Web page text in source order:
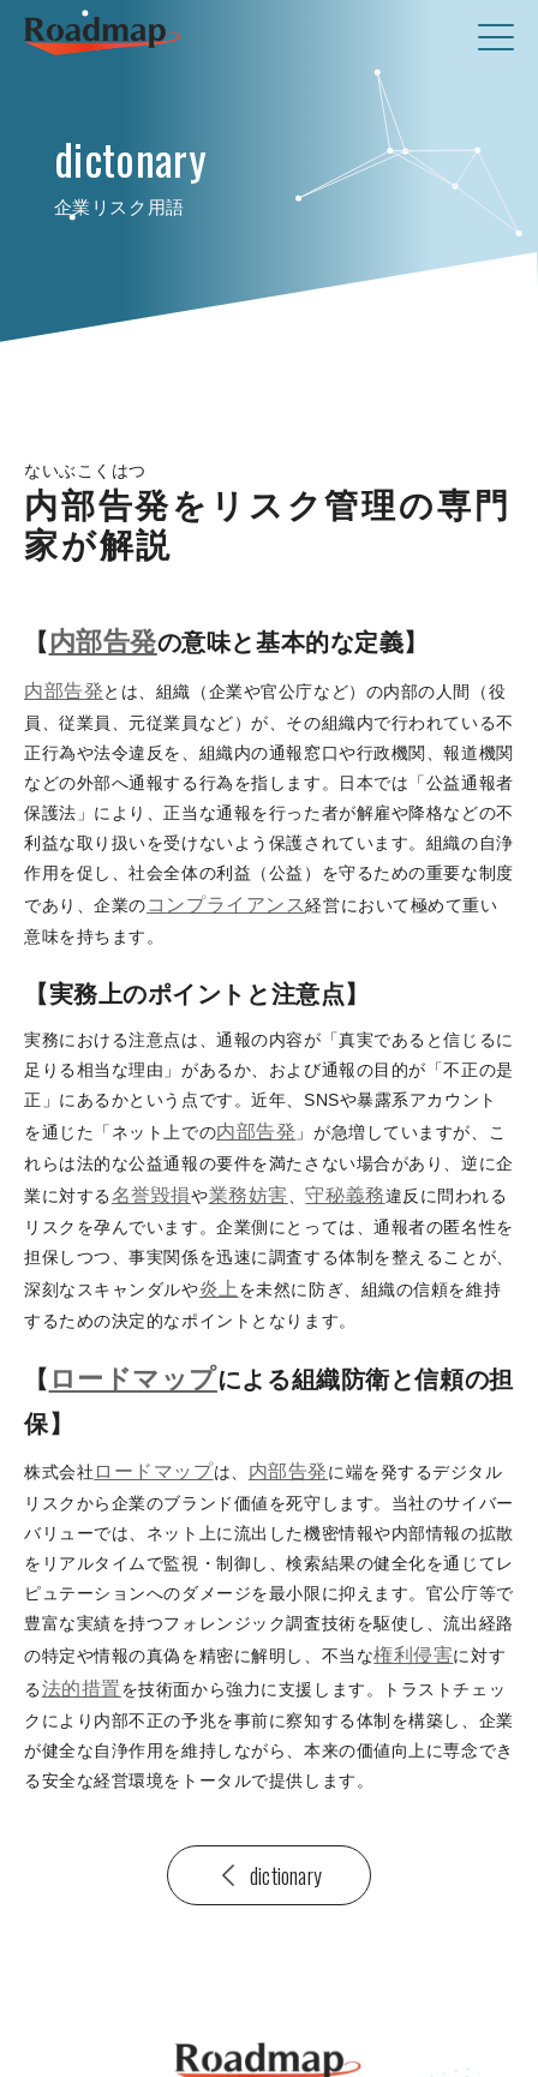
dictonary
企業リスク用語
ないぶこくはつ
内部告発をリスク管理の専門
家が解説
【 内部告発の意味と基本的な定義】
内部告発とは、組織（企業や官公庁など）の内部の人間（役
員、従業員、元従業員など）が、その組織内で行われている不
正行為や法令違反を、組織内の通報窓口や行政機関、報道機関
などの外部へ通報する行為を指します。日本では「公益通報者
保護法」により、正当な通報を行った者が解雇や降格などの不
利益な取り扱いを受けないよう保護されています。組織の自浄
作用を促し、社会全体の利益（公益）を守るための重要な制度
であり、企業のコンプライアンス経営において極めて重い
意味を持ちます。
【実務上のポイントと注意点】
実務における注意点は、通報の内容が「真実であると信じるに
足りる相当な理由」があるか、および通報の目的が「不正の是
正」にあるかという点です。近年、SNSや暴露系アカウント
を通じた「ネット上での内部告発 」が急増していますが、こ
れらは法的な公益通報の要件を満たさない場合があり、逆に企
業に対する名誉毀損や業務妨害 、守秘義務違反に問われる
リスクを孕んでいます。企業側にとっては、通報者の匿名性を
担保しつつ、事実関係を迅速に調査する体制を整えることが、
深刻なスキャンダルや炎上 を未然に防ぎ、組織の信頼を維持
するための決定的なポイントとなります。
【 ロードマップによる組織防衛と信頼の担
保】
株式会社 ロードマップは、 内部告発に端を発するデジタル
リスクから企業のブランド価値を死守します。当社のサイバー
バリューでは、ネット上に流出した機密情報や内部情報の拡散
をリアルタイムで監視・制御し、検索結果の健全化を通じてレ
ピュテーションへのダメージを最小限に抑えます。官公庁等で
豊富な実績を持つフォレンジック調査技術を駆使し、流出経路
の特定や情報の真偽を精密に解明し、不当な権利侵害に対す
る法的措置を技術面から強力に支援します。トラストチェッ
クにより内部不正の予兆を事前に察知する体制を構築し、企業
が健全な自浄作用を維持しながら、本来の価値向上に専念でき
る安全な経営環境をトータルで提供します。
dictionary